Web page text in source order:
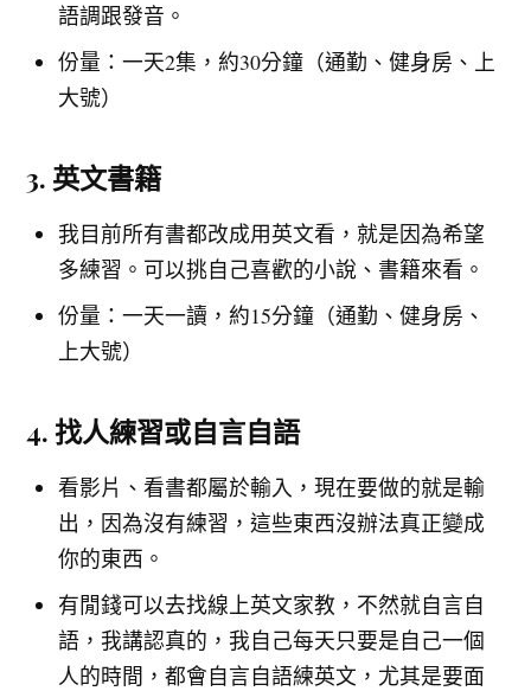
語調跟發音。
份量：一天2集，約30分鐘（通勤、健身房、上
大號）
3. 英文書籍
我目前所有書都改成用英文看，就是因為希望
多練習。可以挑自己喜歡的小說、書籍來看。
份量：一天一讀，約15分鐘（通勤、健身房、
上大號）
4. 找人練習或自言自語
看影片、看書都屬於輸入，現在要做的就是輸
出，因為沒有練習，這些東西沒辦法真正變成
你的東西。
有閒錢可以去找線上英文家教，不然就自言自
語，我講認真的，我自己每天只要是自己一個
人的時間，都會自言自語練英文，尤其是要面